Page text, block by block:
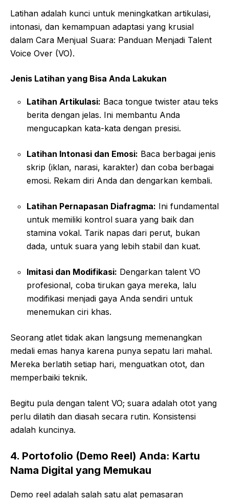
Latihan adalah kunci untuk meningkatkan artikulasi,
intonasi, dan kemampuan adaptasi yang krusial
dalam Cara Menjual Suara: Panduan Menjadi Talent
Voice Over (VO).
Jenis Latihan yang Bisa Anda Lakukan
Latihan Artikulasi: Baca tongue twister atau teks
berita dengan jelas. Ini membantu Anda
mengucapkan kata-kata dengan presisi.
Latihan Intonasi dan Emosi: Baca berbagai jenis
skrip (iklan, narasi, karakter) dan coba berbagai
emosi. Rekam diri Anda dan dengarkan kembali.
Latihan Pernapasan Diafragma: Ini fundamental
untuk memiliki kontrol suara yang baik dan
stamina vokal. Tarik napas dari perut, bukan
dada, untuk suara yang lebih stabil dan kuat.
Imitasi dan Modifikasi: Dengarkan talent VO
profesional, coba tirukan gaya mereka, lalu
modifikasi menjadi gaya Anda sendiri untuk
menemukan ciri khas.
Seorang atlet tidak akan langsung memenangkan
medali emas hanya karena punya sepatu lari mahal.
Mereka berlatih setiap hari, menguatkan otot, dan
memperbaiki teknik.
Begitu pula dengan talent VO; suara adalah otot yang
perlu dilatih dan diasah secara rutin. Konsistensi
adalah kuncinya.
4. Portofolio (Demo Reel) Anda: Kartu
Nama Digital yang Memukau
Demo reel adalah salah satu alat pemasaran